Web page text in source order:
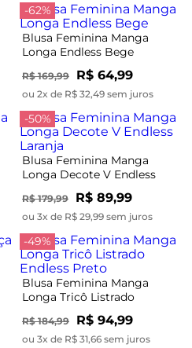
-62%
Blusa Feminina Manga
Longa Endless Bege
R$ 169,99 R$ 64,99
ou 2x de R$ 32,49 sem juros
-50%
Blusa Feminina Manga
Longa Decote V Endless
R$ 179,99 R$ 89,99
ou 3x de R$ 29,99 sem juros
-49%
Blusa Feminina Manga
Longa Tricô Listrado
Endless Preto
R$ 184,99 R$ 94,99
ou 3x de R$ 31,66 sem juros